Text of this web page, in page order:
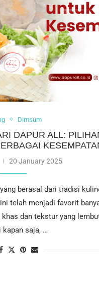
Dimsum
DAPUR ALL:
20 January 2025
berasal dari tradisi
telah menjadi favorit
dan tekstur yang
saja, …